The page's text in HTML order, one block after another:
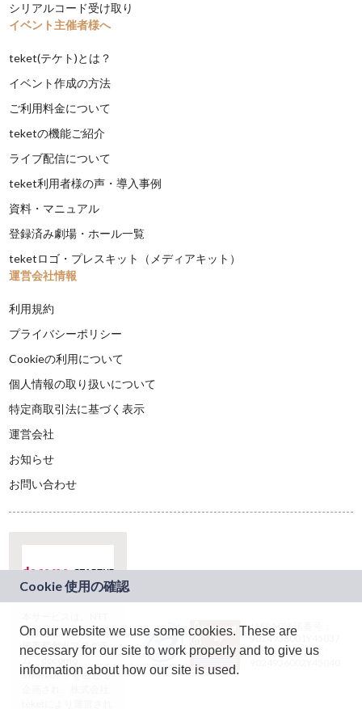
シリアルコード受け取り
イベント主催者様へ
teket(テケト)とは？
イベント作成の方法
ご利用料金について
teketの機能ご紹介
ライブ配信について
teket利用者様の声・導入事例
資料・マニュアル
登録済み劇場・ホール一覧
teketロゴ・プレスキット（メディアキット）
運営会社情報
利用規約
プライバシーポリシー
Cookieの利用について
個人情報の取り扱いについて
特定商取引法に基づく表示
運営会社
お知らせ
お問い合わせ
ドコモグループの新
規事業創出プログラ
ム「docomo
STARTUP」を通じて
JASRAC許諾番号：
9024936001Y45037
JASRAC許諾番号：
On our website we use some cookies. These are
necessary for our site to work properly and to give us
information about how our site is used.